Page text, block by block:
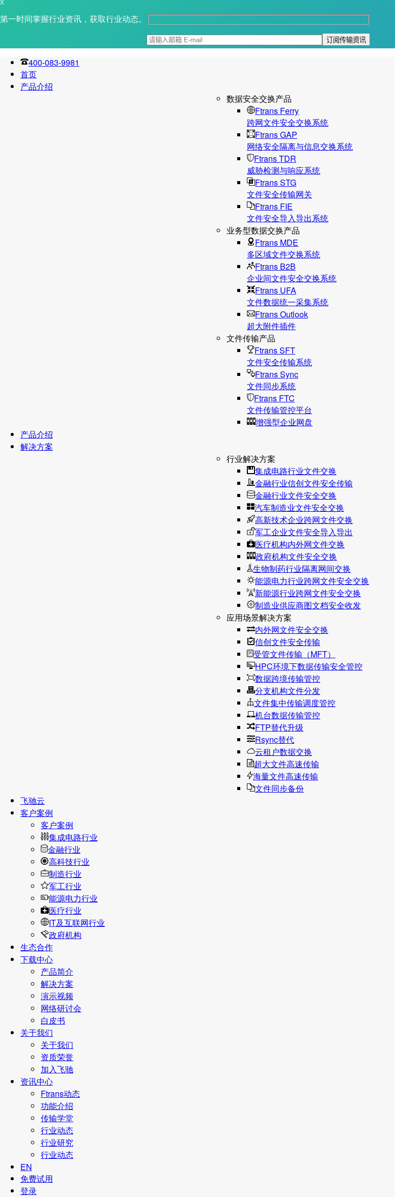
X
第一时间掌握行业资讯，获取行业动态。
400-083-9981
首页
产品介绍
数据安全交换产品
Ftrans Ferry
跨网文件安全交换系统
Ftrans GAP
网络安全隔离与信息交换系统
Ftrans TDR
威胁检测与响应系统
Ftrans STG
文件安全传输网关
Ftrans FIE
文件安全导入导出系统
业务型数据交换产品
Ftrans MDE
多区域文件交换系统
Ftrans B2B
企业间文件安全交换系统
Ftrans UFA
文件数据统⼀采集系统
Ftrans Outlook
超大附件插件
文件传输产品
Ftrans SFT
文件安全传输系统
Ftrans Sync
文件同步系统
Ftrans FTC
文件传输管控平台
增强型企业网盘
产品介绍
解决方案
行业解决方案
集成电路行业文件交换
金融行业信创文件安全传输
金融行业文件安全交换
汽车制造业文件安全交换
高新技术企业跨网文件交换
军工企业文件安全导入导出
医疗机构内外网文件交换
政府机构文件安全交换
生物制药行业隔离网间交换
能源电力行业跨网文件安全交换
新能源行业跨网文件安全交换
制造业供应商图文档安全收发
应用场景解决方案
内外网文件安全交换
信创文件安全传输
受管文件传输（MFT）
HPC环境下数据传输安全管控
数据跨境传输管控
分支机构文件分发
文件集中传输调度管控
机台数据传输管控
FTP替代升级
Rsync替代
云租户数据交换
超大文件高速传输
海量文件高速传输
文件同步备份
飞驰云
客户案例
客户案例
集成电路行业
金融行业
高科技行业
制造行业
军工行业
能源电力行业
医疗行业
IT及互联网行业
政府机构
生态合作
下载中心
产品简介
解决方案
演示视频
网络研讨会
白皮书
关于我们
关于我们
资质荣誉
加入飞驰
资讯中心
Ftrans动态
功能介绍
传输学堂
行业动态
行业研究
行业动态
EN
免费试用
登录